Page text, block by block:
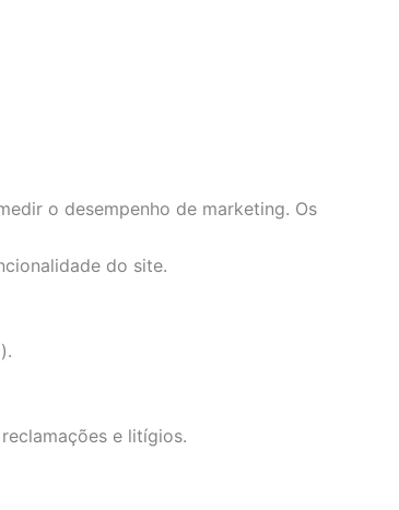
o desempenho de marketing. Os
do site.
e litígios.